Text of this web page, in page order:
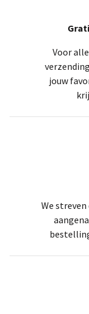
Voor
jouw
We